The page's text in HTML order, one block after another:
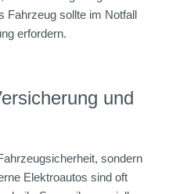
Fahrzeug sollte im Notfall
erfordern.
und
sondern
Elektroautos sind oft